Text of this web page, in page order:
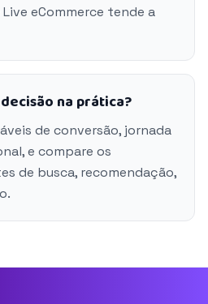
eCommerce tende a
na prática?
de conversão, jornada
e compare os
de busca, recomendação,